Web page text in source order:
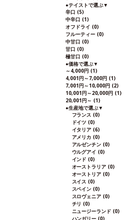
●テイストで選ぶ▼
辛口 (5)
中辛口 (1)
オフドライ (0)
フルーティー (0)
中甘口 (0)
甘口 (0)
極甘口 (0)
●価格で選ぶ▼
～4,000円 (1)
4,001円～7,000円 (1)
7,001円～10,000円 (2)
10,001円～20,000円 (1)
20,001円～ (1)
●生産地で選ぶ▼
フランス (0)
ドイツ (0)
イタリア (6)
アメリカ (0)
アルゼンチン (0)
ウルグアイ (0)
インド (0)
オーストラリア (0)
オーストリア (0)
スイス (0)
スペイン (0)
スロヴェニア (0)
チリ (0)
ニュージーランド (0)
ハンガリー (0)